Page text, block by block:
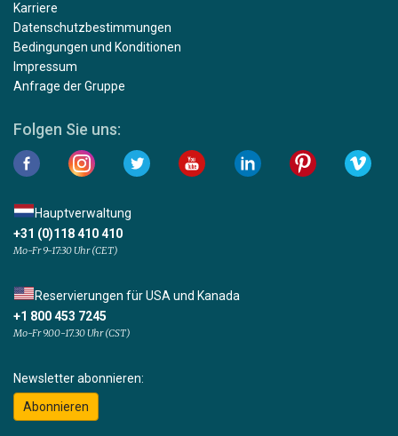
Karriere
Datenschutzbestimmungen
Bedingungen und Konditionen
Impressum
Anfrage der Gruppe
Folgen Sie uns:
Hauptverwaltung
+31 (0)118 410 410
Mo-Fr 9-17:30 Uhr (CET)
Reservierungen für USA und Kanada
+1 800 453 7245
Mo-Fr 9.00-17.30 Uhr (CST)
Newsletter abonnieren:
Abonnieren